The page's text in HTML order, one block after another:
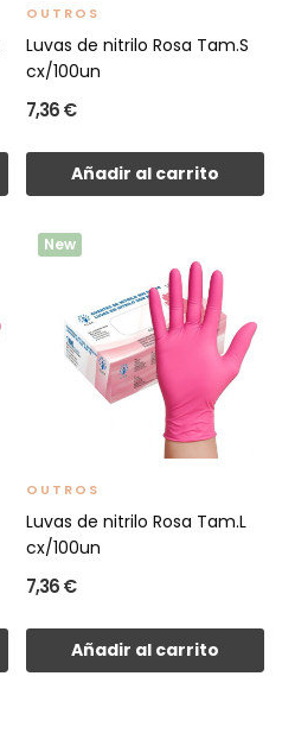
OUTROS
Luvas de nitrilo Rosa Tam.S
cx/100un
7,36 €
Añadir al carrito
New
OUTROS
Luvas de nitrilo Rosa Tam.L
cx/100un
7,36 €
Añadir al carrito